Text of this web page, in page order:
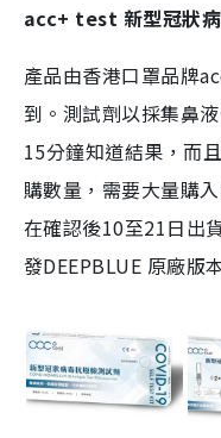
acc+ test 新型冠狀
產品由香港口罩品牌
到。測試劑以採集鼻
15分鐘知道結果，而
購數量，需要大量購
在確認後10至21日出
發DEEPBLUE 原廠版